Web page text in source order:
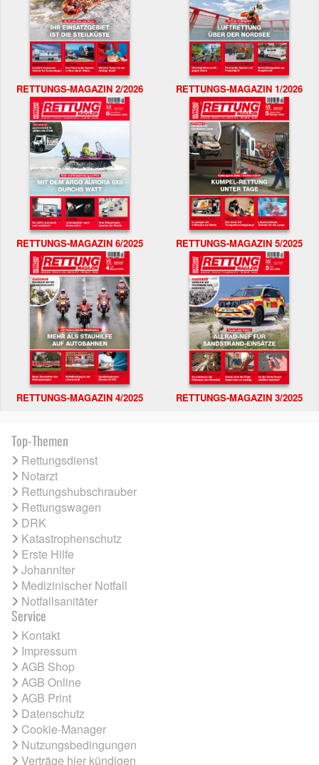
RETTUNGS-MAGAZIN 2/2026 RETTUNGS-MAGAZIN 1/2026
RETTUNGS-MAGAZIN 6/2025 RETTUNGS-MAGAZIN 5/2025
RETTUNGS-MAGAZIN 4/2025 RETTUNGS-MAGAZIN 3/2025
Top-Themen
Rettungsdienst
Notarzt
Rettungshubschrauber
Rettungswagen
DRK
Katastrophenschutz
Erste Hilfe
Johanniter
Medizinischer Notfall
Notfallsanitäter
Service
Kontakt
Impressum
AGB Shop
AGB Online
AGB Print
Datenschutz
Cookie-Manager
Nutzungsbedingungen
Verträge hier kündigen